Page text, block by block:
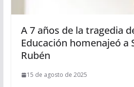
A 7 años de la tragedia
Educación homenajeó a
Rubén
15 de agosto de 2025